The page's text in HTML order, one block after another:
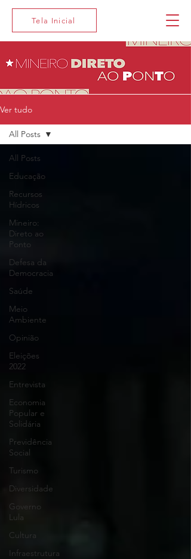
Tela Inicial
Ver tudo
All Posts
Educação
Recursos
Hídricos
Mineiro:
Direto ao
Ponto
Defesa da
Democracia
Saúde
Meio
Ambiente
Opinião
Eleições
2022
Entrevista
Economia
Popular e
Solidária
Previdência
Social
Turismo
Diversidade
Governo
Lula
Cultura
Infraestrutura
All Posts